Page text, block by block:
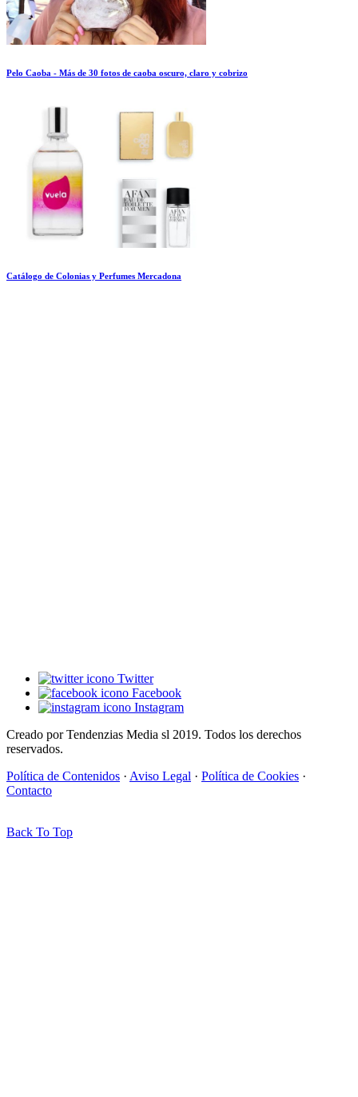
Pelo Caoba - Más de 30 fotos de caoba oscuro, claro y cobrizo
Catálogo de Colonias y Perfumes Mercadona
Twitter
Facebook
Instagram
Creado por Tendenzias Media sl 2019. Todos los derechos
reservados.
Política de Contenidos · Aviso Legal · Política de Cookies ·
Contacto
Back To Top